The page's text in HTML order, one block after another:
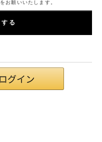
お願いいたします。
る